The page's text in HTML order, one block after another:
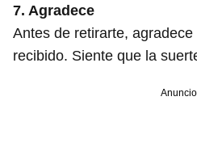
7. Agradece
Antes de retirarte,
recibido. Siente que la